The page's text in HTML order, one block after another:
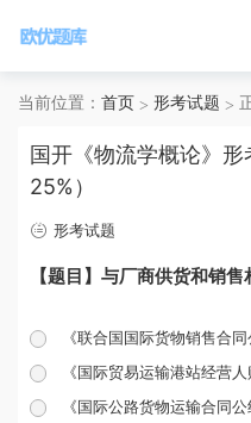
当前位置： 首页 形考试题
国开《物流学概论》
25%）
形考试题
【题目】与厂商供货和销
《联合国国际货物销售合同
《国际贸易运输港站经营人
《国际公路货物运输合同公